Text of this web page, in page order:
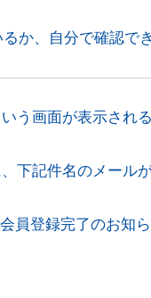
か、自分で確認で
う画面が表示され
下記件名のメールが
員登録完了のお知